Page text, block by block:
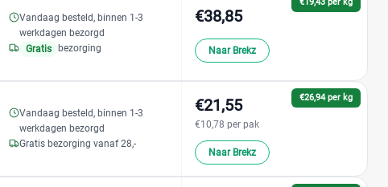
Vandaag besteld, binnen 1-3
werkdagen bezorgd
Gratis bezorging
€38,85
Naar Brekz
Vandaag besteld, binnen 1-3
werkdagen bezorgd
Gratis bezorging vanaf 28,-
€26,94 per kg
€21,55
€10,78 per pak
Naar Brekz